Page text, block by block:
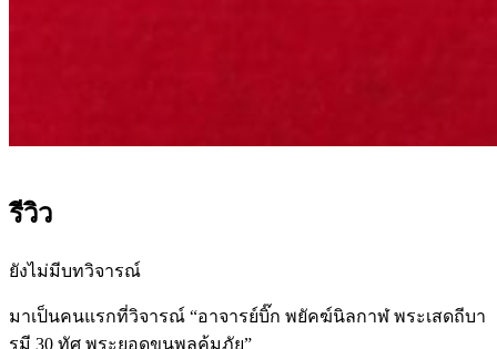
รีวิว
ยังไม่มีบทวิจารณ์
มาเป็นคนแรกที่วิจารณ์ “อาจารย์บิ๊ก พยัคฆ์นิลกาฬ พระเสดถีบา
รมี 30 ทัศ พระยอดขุนพลคุ้มภัย”